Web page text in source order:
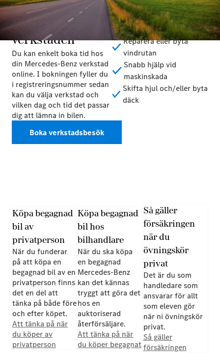
Boka tid på
verkstaden
Du kan enkelt boka tid hos
din Mercedes-Benz verkstad
online. I bokningen fyller du
i registreringsnummer sedan
kan du välja verkstad och
vilken dag och tid det passar
dig att lämna in bilen.
Originalservice enligt
serviceplan
Reparera eller byta
vindrutan
Snabb hjälp vid
maskinskada
Skifta hjul och/eller byta
däck
Boka verkstadsbesök
Köpa begagnad
bil av
privatperson
När du funderar
på att köpa en
begagnad bil av en
privatperson finns
det en del att
tänka på både före
och efter köpet.
Att tänka på när
du köper av
privatperson
Köpa begagnad
bil hos
bilhandlare
När du ska köpa
en begagnad
Mercedes-Benz
kan det kännas
tryggt att göra det
hos en
auktoriserad
återförsäljare.
Att tänka på när
du köper begagnat
Så gäller
försäkringen
när du
övningskör
privat
Det är du som
handledare som
ansvarar för allt
som eleven gör
när ni övningskör
privat.
Så gäller
försäkringen